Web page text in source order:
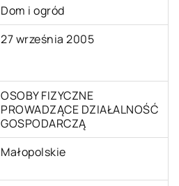
Dom i ogród
27 września 2005
OSOBY FIZYCZNE
PROWADZĄCE DZIAŁALNOŚĆ
GOSPODARCZĄ
Małopolskie